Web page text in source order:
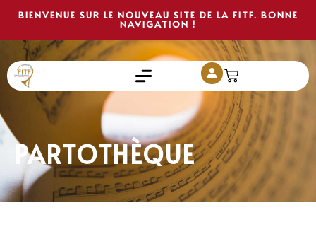
BIENVENUE SUR LE NOUVEAU SITE DE LA FITF. BONNE
NAVIGATION !
PARTOTHÈQUE